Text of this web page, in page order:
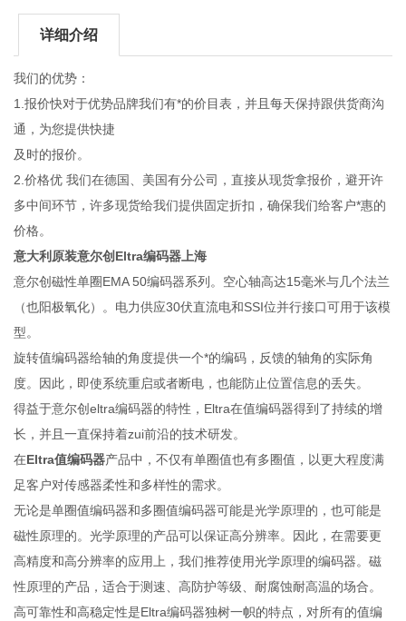
详细介绍
我们的优势：
1.报价快对于优势品牌我们有*的价目表，并且每天保持跟供货商沟
通，为您提供快捷
及时的报价。
2.价格优 我们在德国、美国有分公司，直接从现货拿报价，避开许
多中间环节，许多现货给我们提供固定折扣，确保我们给客户*惠的
价格。
意大利原装意尔创Eltra编码器上海
意尔创磁性单圈EMA 50编码器系列。空心轴高达15毫米与几个法兰
（也阳极氧化）。电力供应30伏直流电和SSI位并行接口可用于该模
型。
旋转值编码器给轴的角度提供一个*的编码，反馈的轴角的实际角
度。因此，即使系统重启或者断电，也能防止位置信息的丢失。
得益于意尔创eltra编码器的特性，Eltra在值编码器得到了持续的增
长，并且一直保持着zui前沿的技术研发。
在Eltra值编码器产品中，不仅有单圈值也有多圈值，以更大程度满
足客户对传感器柔性和多样性的需求。
无论是单圈值编码器和多圈值编码器可能是光学原理的，也可能是
磁性原理的。光学原理的产品可以保证高分辨率。因此，在需要更
高精度和高分辨率的应用上，我们推荐使用光学原理的编码器。磁
性原理的产品，适合于测速、高防护等级、耐腐蚀耐高温的场合。
高可靠性和高稳定性是Eltra编码器独树一帜的特点，对所有的值编